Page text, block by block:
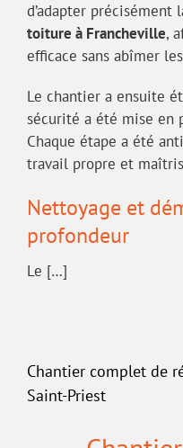
d’adapter précisément
toiture à Francheville,
efficace sans abîmer
Le chantier a ensuite
sécurité a été mise en
Chaque étape a été
travail propre et
Nettoyage et
profondeur
Le […]
Chantier complet de
Saint-Priest